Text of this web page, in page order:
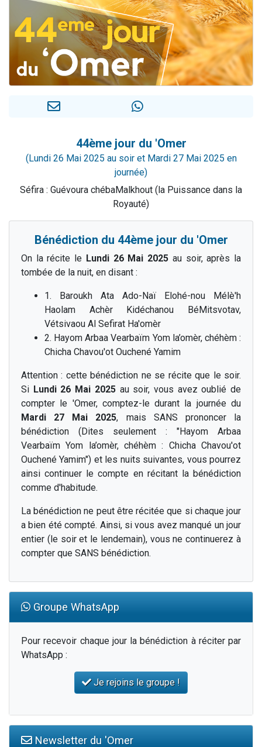
61 personnes viennent de demander une bénédiction
Il reste 49 places pour étudier en groupe sur Zoom
Ariel vient de donner son Maasser
Nathaniel vient de donner son Maasser
4 personnes viennent de nous rejoindre sur WhatsApp
44ème jour du 'Omer
(Lundi 26 Mai 2025 au soir et Mardi 27 Mai 2025 en
journée)
Séfira : Guévoura chébaMalkhout (la Puissance dans la
Royauté)
Bénédiction du 44ème jour du 'Omer
On la récite le Lundi 26 Mai 2025 au soir, après la
tombée de la nuit, en disant :
1. Baroukh Ata Ado-Naï Elohé-nou Mélè'h
Haolam Achèr Kidéchanou BéMitsvotav,
Vétsivaou Al Sefirat Ha'omèr
2. Hayom Arbaa Vearbaïm Yom la’omèr, chéhèm :
Chicha Chavou'ot Ouchené Yamim
Attention : cette bénédiction ne se récite que le soir.
Si Lundi 26 Mai 2025au soir, vous avez oublié de
compter le 'Omer, comptez-le durant la journée du
Mardi 27 Mai 2025, mais SANS prononcer la
bénédiction (Dites seulement : "Hayom Arbaa
Vearbaïm Yom la’omèr, chéhèm : Chicha Chavou'ot
Ouchené Yamim") et les nuits suivantes, vous pourrez
ainsi continuer le compte en récitant la bénédiction
comme d'habitude.
La bénédiction ne peut être récitée que si chaque jour
a bien été compté. Ainsi, si vous avez manqué un jour
entier (le soir et le lendemain), vous ne continuerez à
compter que SANS bénédiction.
Groupe WhatsApp
Pour recevoir chaque jour la bénédiction à réciter par
WhatsApp :
Je rejoins le groupe !
Newsletter du 'Omer